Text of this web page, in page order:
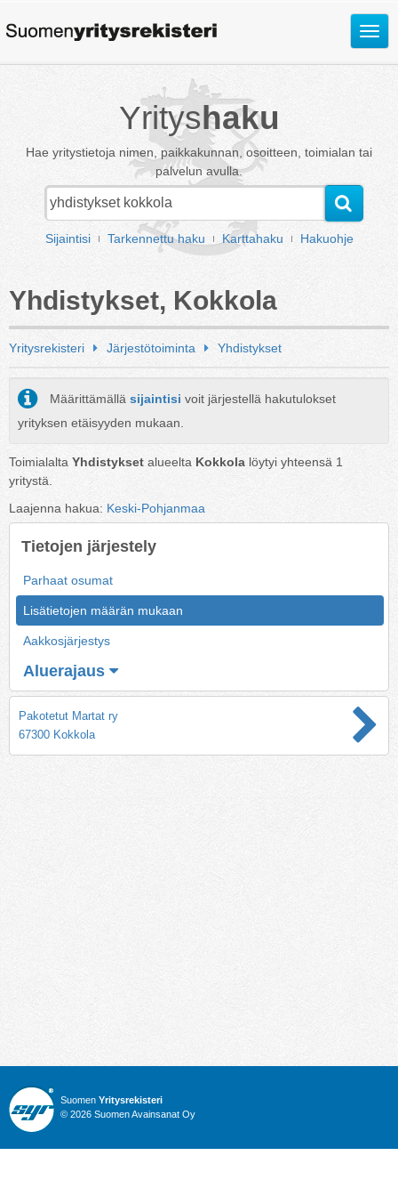
Avaa
Yrityshaku
Hae yritystietoja nimen, paikkakunnan, osoitteen, toimialan tai
palvelun avulla.
Sijaintisi Tarkennettu haku Karttahaku Hakuohje
Yhdistykset, Kokkola
Yritysrekisteri Järjestötoiminta Yhdistykset
Määrittämällä sijaintisi voit järjestellä hakutulokset
yrityksen etäisyyden mukaan.
Toimialalta Yhdistykset alueelta Kokkola löytyi yhteensä 1
yritystä.
Laajenna hakua: Keski-Pohjanmaa
Tietojen järjestely
Parhaat osumat
Lisätietojen määrän mukaan
Aakkosjärjestys
Aluerajaus
Pakotetut Martat ry
67300 Kokkola
Suomen Yritysrekisteri
© 2026 Suomen Avainsanat Oy